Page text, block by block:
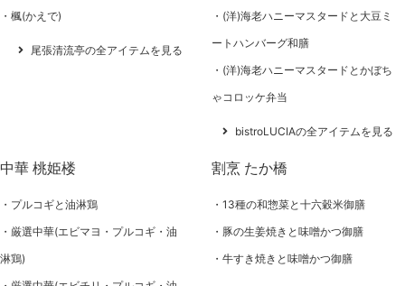
楓(かえで)
尾張清流亭の全アイテムを見る
(洋)海老ハニーマスタードと大豆ミ
ートハンバーグ和膳
(洋)海老ハニーマスタードとかぼち
ゃコロッケ弁当
bistroLUCIAの全アイテムを見る
中華 桃姫楼
プルコギと油淋鶏
厳選中華(エビマヨ・プルコギ・油
淋鶏)
割烹 たか橋
13種の和惣菜と十六穀米御膳
豚の生姜焼きと味噌かつ御膳
牛すき焼きと味噌かつ御膳